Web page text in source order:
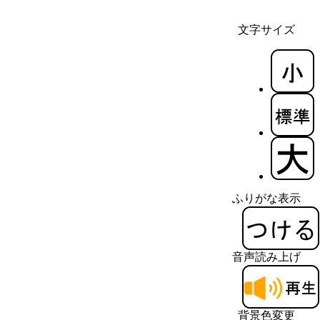
文字サイズ
ふりがな表示
音声読み上げ
背景色変更